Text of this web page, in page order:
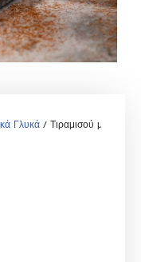
Γλυκά / Τιραμισού μπολάκι